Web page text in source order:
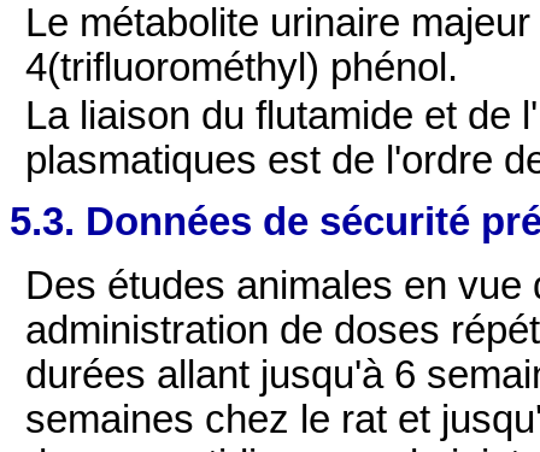
Le métabolite urinaire
4(trifluorométhyl) phénol.
La liaison du flutamide et de
plasmatiques est de l'ordre
5.3. Données de sécurité
Des études animales en
administration de doses
durées allant jusqu'à 6
semaines chez le rat et